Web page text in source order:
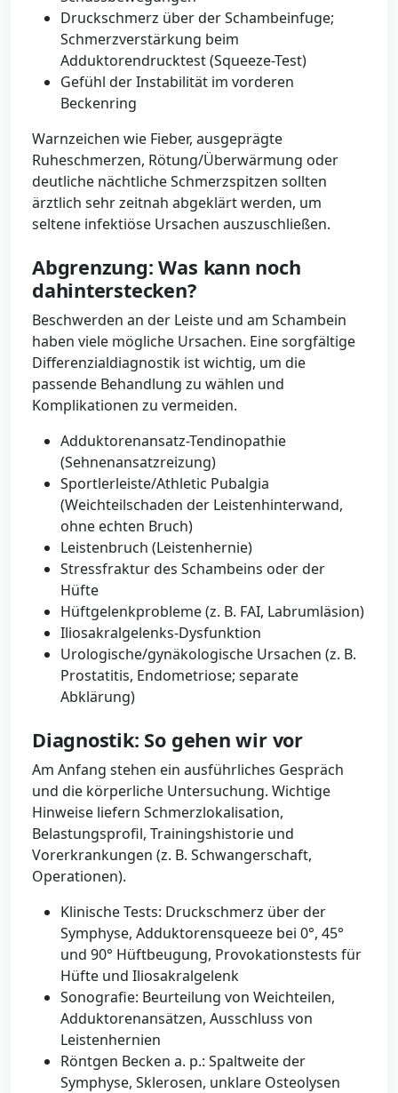
Druckschmerz über der Schambeinfuge;
Schmerzverstärkung beim
Adduktorendrucktest (Squeeze-Test)
Gefühl der Instabilität im vorderen
Beckenring
Warnzeichen wie Fieber, ausgeprägte
Ruheschmerzen, Rötung/Überwärmung oder
deutliche nächtliche Schmerzspitzen sollten
ärztlich sehr zeitnah abgeklärt werden, um
seltene infektiöse Ursachen auszuschließen.
Abgrenzung: Was kann noch
dahinterstecken?
Beschwerden an der Leiste und am Schambein
haben viele mögliche Ursachen. Eine sorgfältige
Differenzialdiagnostik ist wichtig, um die
passende Behandlung zu wählen und
Komplikationen zu vermeiden.
Adduktorenansatz-Tendinopathie
(Sehnenansatzreizung)
Sportlerleiste/Athletic Pubalgia
(Weichteilschaden der Leistenhinterwand,
ohne echten Bruch)
Leistenbruch (Leistenhernie)
Stressfraktur des Schambeins oder der
Hüfte
Hüftgelenkprobleme (z. B. FAI, Labrumläsion)
Iliosakralgelenks-Dysfunktion
Urologische/gynäkologische Ursachen (z. B.
Prostatitis, Endometriose; separate
Abklärung)
Diagnostik: So gehen wir vor
Am Anfang stehen ein ausführliches Gespräch
und die körperliche Untersuchung. Wichtige
Hinweise liefern Schmerzlokalisation,
Belastungsprofil, Trainingshistorie und
Vorerkrankungen (z. B. Schwangerschaft,
Operationen).
Klinische Tests: Druckschmerz über der
Symphyse, Adduktorensqueeze bei 0°, 45°
und 90° Hüftbeugung, Provokationstests für
Hüfte und Iliosakralgelenk
Sonografie: Beurteilung von Weichteilen,
Adduktorenansätzen, Ausschluss von
Leistenhernien
Röntgen Becken a. p.: Spaltweite der
Symphyse, Sklerosen, unklare Osteolysen